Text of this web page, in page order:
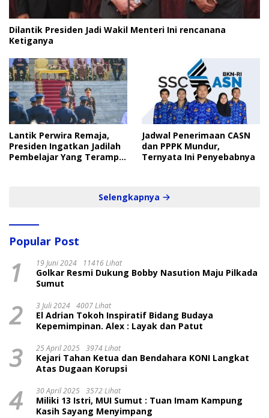
Dilantik Presiden Jadi Wakil Menteri Ini rencanana
Ketiganya
Lantik Perwira Remaja,
Presiden Ingatkan Jadilah
Pembelajar Yang Terampil
Jadwal Penerimaan CASN
dan PPPK Mundur,
Ternyata Ini Penyebabnya
Selengkapnya
Popular Post
1 19 Juni 2024 11416 Lihat
Golkar Resmi Dukung Bobby Nasution Maju Pilkada
Sumut
2 3 Juli 2024 4007 Lihat
El Adrian Tokoh Inspiratif Bidang Budaya
Kepemimpinan. Alex : Layak dan Patut
3 25 April 2025 3974 Lihat
Kejari Tahan Ketua dan Bendahara KONI Langkat
Atas Dugaan Korupsi
4 30 April 2025 3572 Lihat
Miliki 13 Istri, MUI Sumut : Tuan Imam Kampung
Kasih Sayang Menyimpang